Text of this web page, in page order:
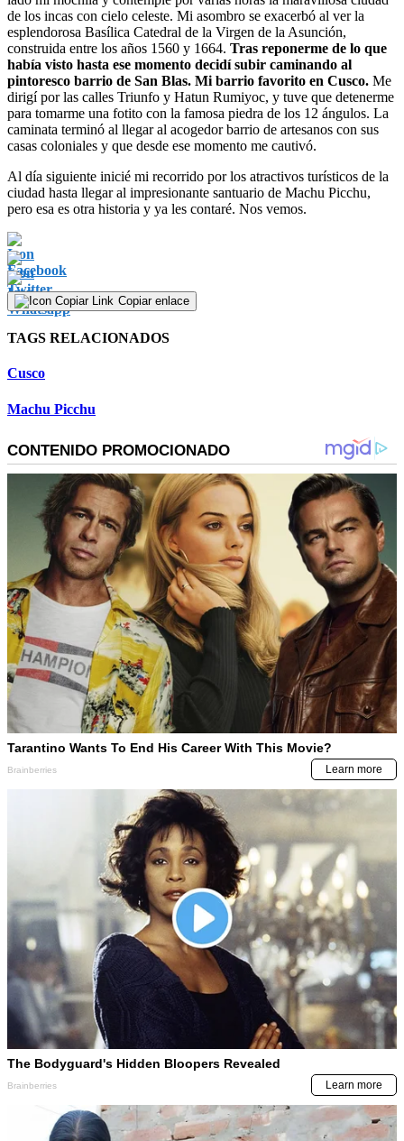
de los incas con cielo celeste. Mi asombro se exacerbó al ver la
esplendorosa Basílica Catedral de la Virgen de la Asunción,
construida entre los años 1560 y 1664. Tras reponerme de lo que
había visto hasta ese momento decidí subir caminando al
pintoresco barrio de San Blas. Mi barrio favorito en Cusco. Me
dirigí por las calles Triunfo y Hatun Rumiyoc, y tuve que detenerme
para tomarme una fotito con la famosa piedra de los 12 ángulos. La
caminata terminó al llegar al acogedor barrio de artesanos con sus
casas coloniales y que desde ese momento me cautivó.
Al día siguiente inicié mi recorrido por los atractivos turísticos de la
ciudad hasta llegar al impresionante santuario de Machu Picchu,
pero esa es otra historia y ya les contaré. Nos vemos.
Copiar enlace
TAGS RELACIONADOS
Cusco
Machu Picchu